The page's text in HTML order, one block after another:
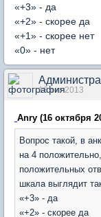
«+3» - да
«+2» - скорее да
«+1» - скорее нет
«0» - нет
16 окт 2013
Anry (16 октября
Вопрос такой, в
на 4
положительных
шкала выглядит
«+3» - да
«+2» - скорее да